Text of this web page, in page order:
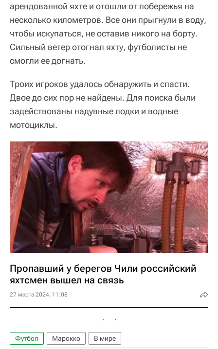
арендованной яхте и отошли от побережья на
несколько километров. Все они прыгнули в воду,
чтобы искупаться, не оставив никого на борту.
Сильный ветер отогнал яхту, футболисты не
смогли ее догнать.
Троих игроков удалось обнаружить и спасти.
Двое до сих пор не найдены. Для поиска были
задействованы надувные лодки и водные
мотоциклы.
Пропавший у берегов Чили российский
яхтсмен вышел на связь
27 марта 2024, 11:08
Футбол Марокко В мире